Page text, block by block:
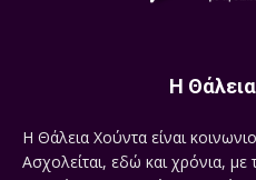
Η
Η Θάλεια Χούντα είναι
Ασχολείται, εδώ και χρόνια,